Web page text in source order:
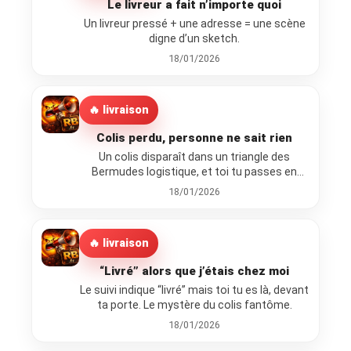
Le livreur a fait n’importe quoi
Un livreur pressé + une adresse = une scène
digne d’un sketch.
18/01/2026
🔥 livraison
Colis perdu, personne ne sait rien
Un colis disparaît dans un triangle des
Bermudes logistique, et toi tu passes en
mode enquêteur.
18/01/2026
🔥 livraison
“Livré” alors que j’étais chez moi
Le suivi indique “livré” mais toi tu es là, devant
ta porte. Le mystère du colis fantôme.
18/01/2026